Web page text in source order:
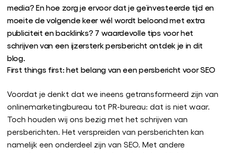
media? En hoe zorg je ervoor dat je geïnvesteerde tijd en
moeite de volgende keer wél wordt beloond met extra
publiciteit en backlinks? 7 waardevolle tips voor het
schrijven van een ijzersterk persbericht ontdek je in dit
blog.
First things first: het belang van een persbericht voor SEO
Voordat je denkt dat we ineens getransformeerd zijn van
onlinemarketingbureau tot PR-bureau: dat is niet waar.
Toch houden wij ons bezig met het schrijven van
persberichten. Het verspreiden van persberichten kan
namelijk een onderdeel zijn van SEO. Met andere